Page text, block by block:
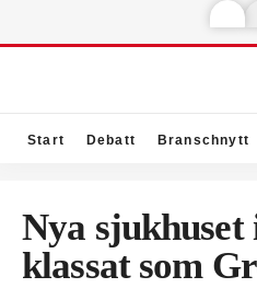
Start Debatt Branschnytt
Nya sjukhuset
klassat som